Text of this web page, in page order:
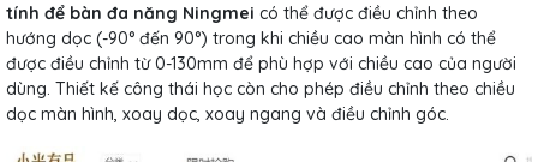
tính để bàn đa năng Ningmei có thể được điều chỉnh theo
hướng dọc (-90° đến 90°) trong khi chiều cao màn hình có thể
được điều chỉnh từ 0-130mm để phù hợp với chiều cao của người
dùng. Thiết kế công thái học còn cho phép điều chỉnh theo chiều
dọc màn hình, xoay dọc, xoay ngang và điều chỉnh góc.